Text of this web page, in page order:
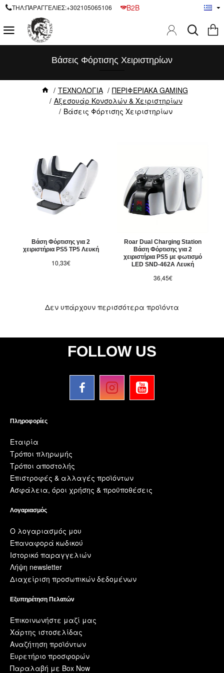
ΤΗΛ:ΠΑΡΑΓΓΕΛΙΕΣ:+302105065106 B2B
ΤΕΧΝΟΛΟΓΙΑ
ΠΕΡΙΦΕΡΙΑΚΑ GAMING
Αξεσουάρ Κονσολών & Χειριστηρίων
Βάσεις Φόρτισης Χειριστηρίων
Βάσεις Φόρτισης Χειριστηρίων
Βάση Φόρτισης για 2
χειριστήρια PS5 TP5 Λευκή
10,33€
Roar Dual Charging Station
Βάση Φόρτισης για 2
χειριστήρια PS5 με φωτισμό
LED SND-462A Λευκή
36,45€
Δεν υπάρχουν περισσότερα προϊόντα
FOLLOW US
Πληροφορίες
Εταιρία
Τρόποι πληρωμής
Τρόποι αποστολής
Επιστροφές & αλλαγές προϊόντων
Ασφάλεια, όροι χρήσης & προϋποθέσεις
Λογαριασμός
Ο λογαριασμός μου
Επαναφορά κωδικού
Ιστορικό παραγγελιών
Λήψη newsletter
Διαχείριση προσωπικών δεδομένων
Εξυπηρέτηση Πελατών
Επικοινωνήστε μαζί μας
Χάρτης ιστοσελίδας
Αναζήτηση προϊόντων
Ευρετήριο προσφορών
Παραλαβή με Box Now